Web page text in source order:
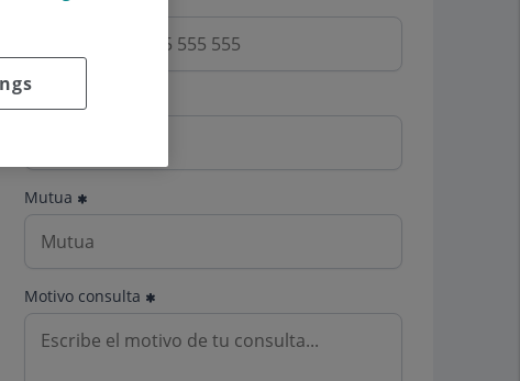
Mutua
Motivo consulta